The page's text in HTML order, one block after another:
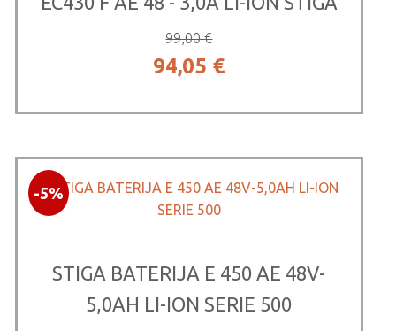
99,00€
Izvirna
bila:
99,00 €.
94,05 €Trenutna
94,05 €.
-5%
STIGA BATERIJA E 450 AE 48V-
5,0AH LI-ION SERIE 500